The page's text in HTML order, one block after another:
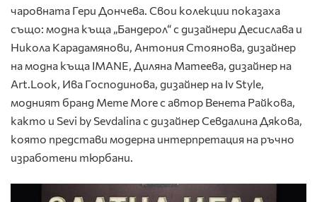
чаровната Гери Дончева. Свои колекции показаха
също: модна къща „Бандерол“ с дизайнери Десислава и
Никола Карадамянови, Антония Стоянова, дизайнер
на модна къща IMANE, Диляна Матеева, дизайнер на
Art.Look, Ива Господинова, дизайнер на Iv Style,
модният бранд Меmе Моre с автор Венета Райкова,
както и Sevi by Sevdalina с дизайнер Севдалина Дякова,
която представи модерна интерпретация на ръчно
изработени тюрбани.